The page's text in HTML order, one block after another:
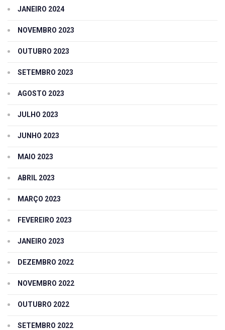
JANEIRO 2024
NOVEMBRO 2023
OUTUBRO 2023
SETEMBRO 2023
AGOSTO 2023
JULHO 2023
JUNHO 2023
MAIO 2023
ABRIL 2023
MARÇO 2023
FEVEREIRO 2023
JANEIRO 2023
DEZEMBRO 2022
NOVEMBRO 2022
OUTUBRO 2022
SETEMBRO 2022